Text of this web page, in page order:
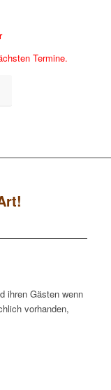
Termine.
ihren Gästen wenn
vorhanden,